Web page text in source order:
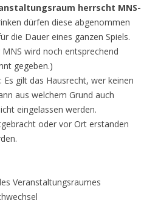
herrscht MNS-
dürfen diese abgenommen
die Dauer eines ganzen Spiels.
wird noch entsprechend
gegeben.)
gilt das Hausrecht, wer keinen
aus welchem Grund auch
eingelassen werden.
oder vor Ort erstanden
Veranstaltungsraumes